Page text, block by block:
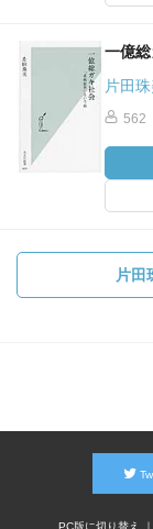
一億
片田
562
片田
PC版に切り替え